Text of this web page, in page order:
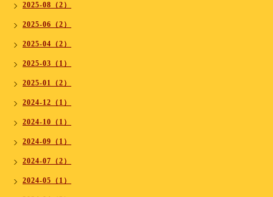
2025-08（2）
2025-06（2）
2025-04（2）
2025-03（1）
2025-01（2）
2024-12（1）
2024-10（1）
2024-09（1）
2024-07（2）
2024-05（1）